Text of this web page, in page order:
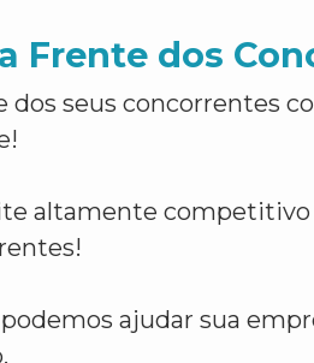
Frente dos
dos seus concorrentes
altamente competitivo
ajudar sua